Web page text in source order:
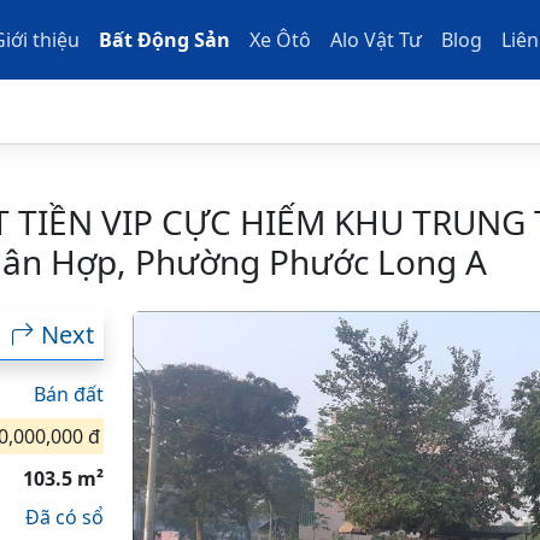
thiệu Bất Động Sản Xe Ôtô Alo Vật Tư Blog
VIP CỰC HIẾM KHU TRUNG
Hợp, Phường Phước Long A
Next
Bán đất
đ
103.5 m²
Đã có sổ